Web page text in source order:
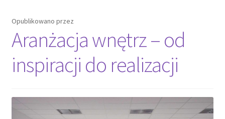
Opublikowano przez
Aranżacja wnętrz – od
inspiracji do realizacji